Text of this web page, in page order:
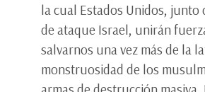
la cual Estados Unidos, junto
de ataque Israel, unirán
salvarnos una vez más de la
monstruosidad de los